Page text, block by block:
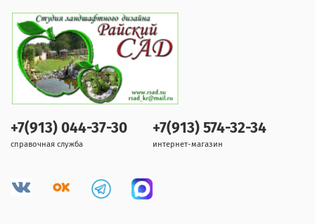
+7(913) 044-37-30
справочная служба
+7(913) 574-32-34
интернет-магазин